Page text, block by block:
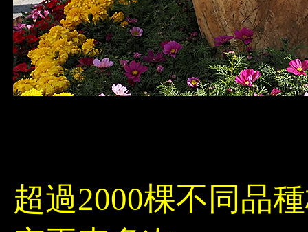
超過2000棵不同品